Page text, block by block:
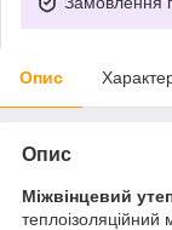
Опис
Опис
Міжвінцевий